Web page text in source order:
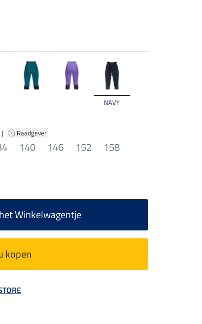
NAVY
| Raadgever
140 146 152
158
Winkelwagentje
kopen